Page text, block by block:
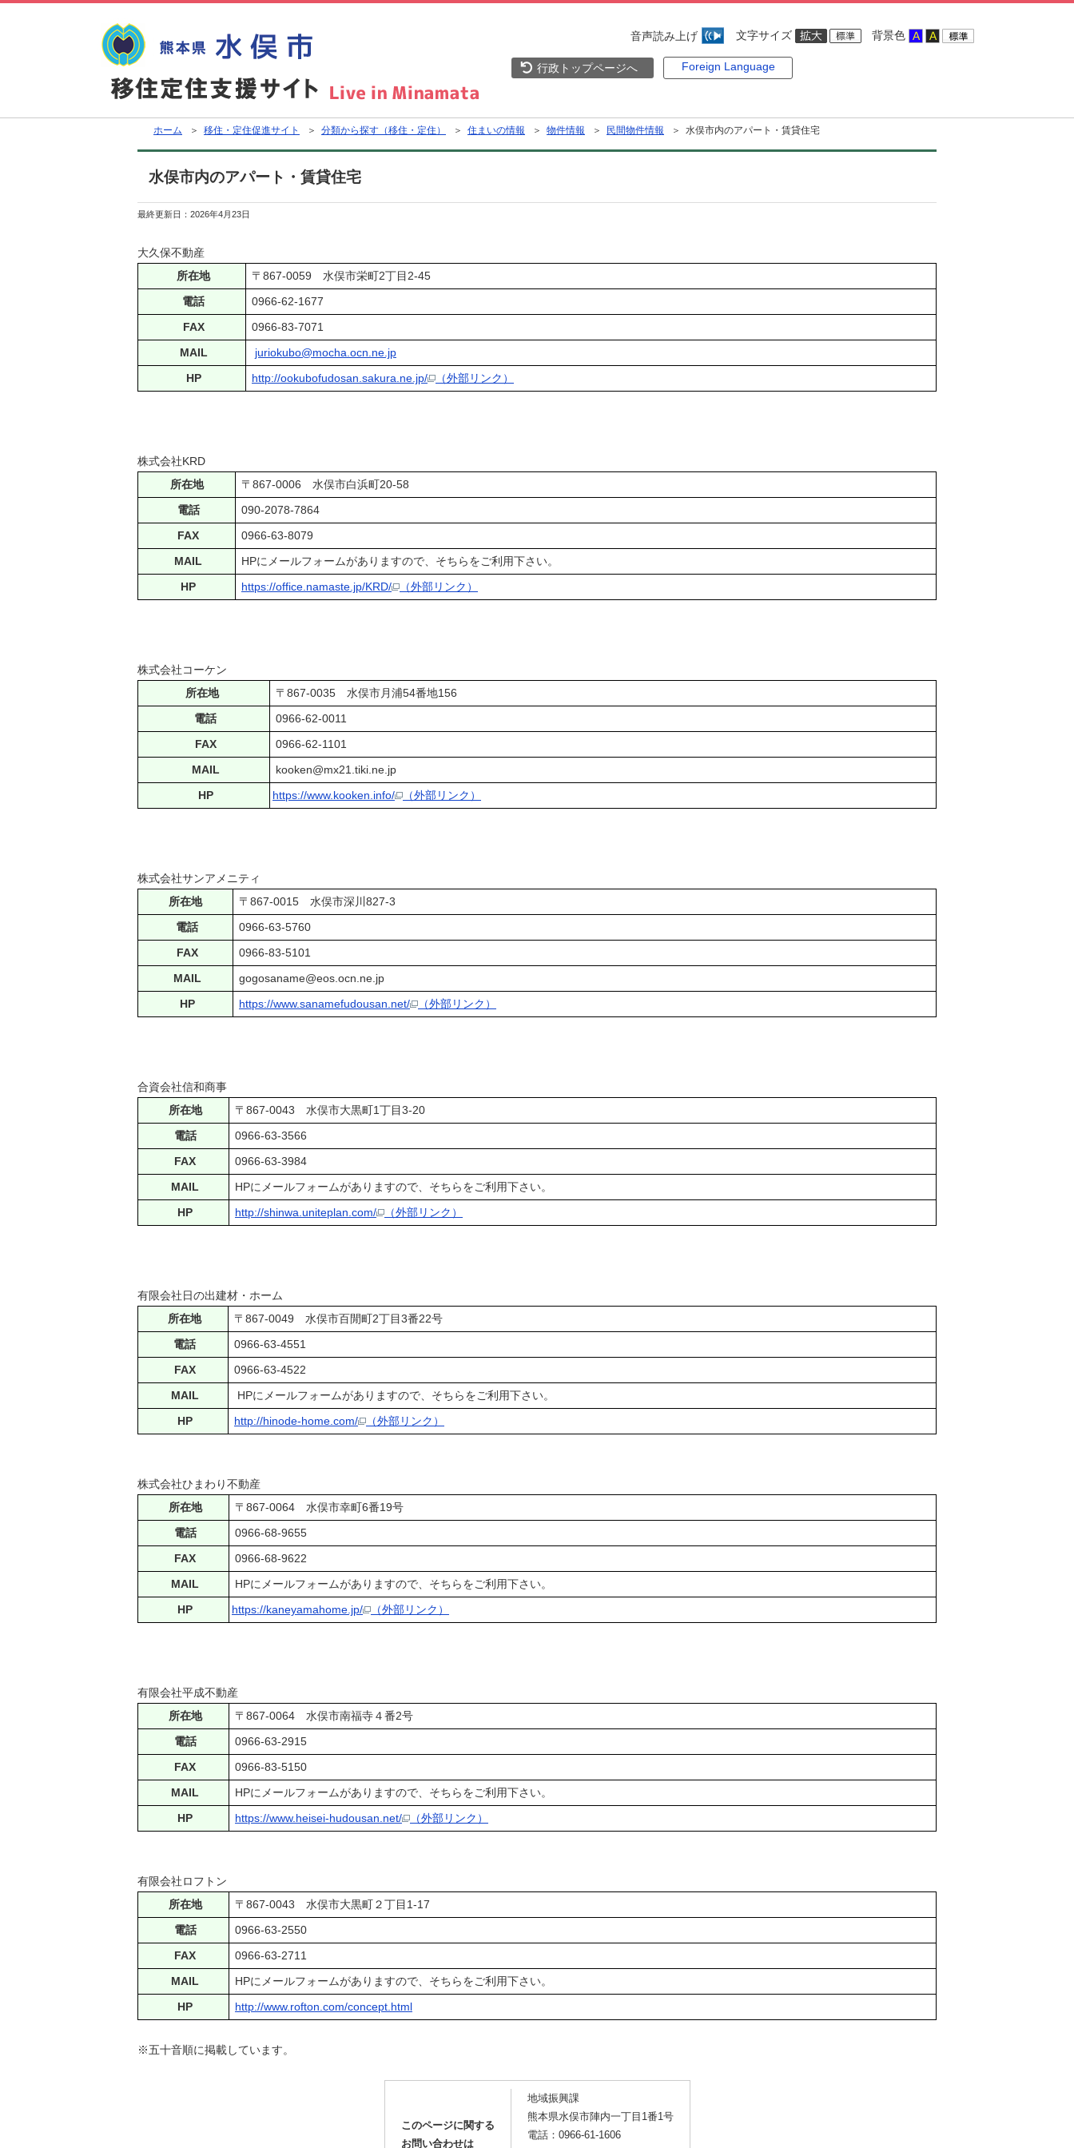
音声読み上げ 文字サイズ 背景色
行政トップページへ Foreign Language
ホーム ＞ 移住・定住促進サイト ＞ 分類から探す（移住・定住） ＞ 住まいの情報 ＞ 物件情報 ＞ 民間物件情報 ＞ 水俣市内のアパート・賃貸住宅
水俣市内のアパート・賃貸住宅
最終更新日： 2026年4月23日
大久保不動産
所在地
〒867-0059 水俣市栄町2丁目2-45
電話
0966‐62-1677
FAX
0966‐83‐7071
MAIL
juriokubo@mocha.ocn.ne.jp
HP
http://ookubofudosan.sakura.ne.jp/ （外部リンク）
株式会社KRD
所在地
〒867-0006 水俣市白浜町20-58
電話
090-2078-7864
FAX
0966-63-8079
MAIL
HPにメールフォームがありますので、そちらをご利用下さい。
HP
https://office.namaste.jp/KRD/ （外部リンク）
株式会社コーケン
所在地
〒867-0035 水俣市月浦54番地156
電話
0966-62-0011
FAX
0966-62-1101
MAIL
kooken@mx21.tiki.ne.jp
HP
https://www.kooken.info/ （外部リンク）
株式会社サンアメニティ
所在地
〒867-0015 水俣市深川827-3
電話
0966-63-5760
FAX
0966-83-5101
MAIL
gogosaname@eos.ocn.ne.jp
HP
https://www.sanamefudousan.net/ （外部リンク）
合資会社信和商事
所在地
〒867-0043 水俣市大黒町1丁目3-20
電話
0966-63-3566
FAX
0966-63-3984
MAIL
HPにメールフォームがありますので、そちらをご利用下さい。
HP
http://shinwa.uniteplan.com/ （外部リンク）
有限会社日の出建材・ホーム
所在地
〒867-0049 水俣市百閒町2丁目3番22号
電話
0966‐63-4551
FAX
0966-63-4522
MAIL
HPにメールフォームがありますので、そちらをご利用下さい。
HP
http://hinode-home.com/ （外部リンク）
株式会社ひまわり不動産
所在地
〒867-0064 水俣市幸町6番19号
電話
0966‐68-9655
FAX
0966‐68-9622
MAIL
HPにメールフォームがありますので、そちらをご利用下さい。
HP
https://kaneyamahome.jp/ （外部リンク）
有限会社平成不動産
所在地
〒867-0064 水俣市南福寺４番2号
電話
0966-63-2915
FAX
0966‐83‐5150
MAIL
HPにメールフォームがありますので、そちらをご利用下さい。
HP
https://www.heisei-hudousan.net/ （外部リンク）
有限会社ロフトン
所在地
〒867-0043 水俣市大黒町２丁目1-17
電話
0966-63-2550
FAX
0966‐63-2711
MAIL
HPにメールフォームがありますので、そちらをご利用下さい。
HP
http://www.rofton.com/concept.html
※五十音順に掲載しています。
このページに関する
お問い合わせは
地域振興課
熊本県水俣市陣内一丁目1番1号
電話：0966-61-1606